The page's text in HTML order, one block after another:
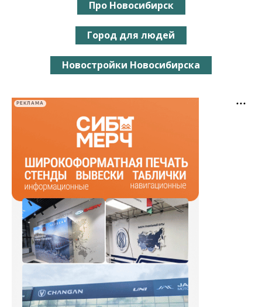
Про Новосибирск
Город для людей
Новостройки Новосибирска
РЕКЛАМА